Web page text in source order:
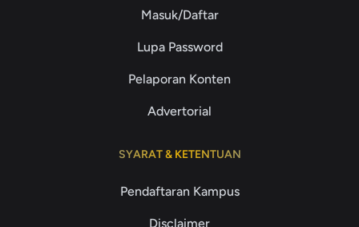
Masuk/Daftar
Lupa Password
Pelaporan Konten
Advertorial
SYARAT & KETENTUAN
Pendaftaran Kampus
Disclaimer